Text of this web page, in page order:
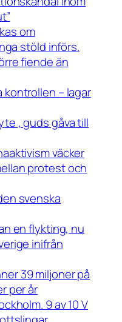
om
stöld införs.
fiende än
– lagar
, guds gåva till
väcker
protest och
svenska
en flykting, nu
inifrån
39 miljoner på
per år
9 av 10 V